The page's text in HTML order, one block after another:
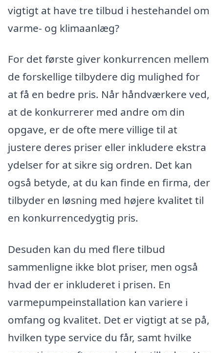
vigtigt at have tre tilbud i hestehandel om
varme- og klimaanlæg?
For det første giver konkurrencen mellem
de forskellige tilbydere dig mulighed for
at få en bedre pris. Når håndværkere ved,
at de konkurrerer med andre om din
opgave, er de ofte mere villige til at
justere deres priser eller inkludere ekstra
ydelser for at sikre sig ordren. Det kan
også betyde, at du kan finde en firma, der
tilbyder en løsning med højere kvalitet til
en konkurrencedygtig pris.
Desuden kan du med flere tilbud
sammenligne ikke blot priser, men også
hvad der er inkluderet i prisen. En
varmepumpeinstallation kan variere i
omfang og kvalitet. Det er vigtigt at se på,
hvilken type service du får, samt hvilke